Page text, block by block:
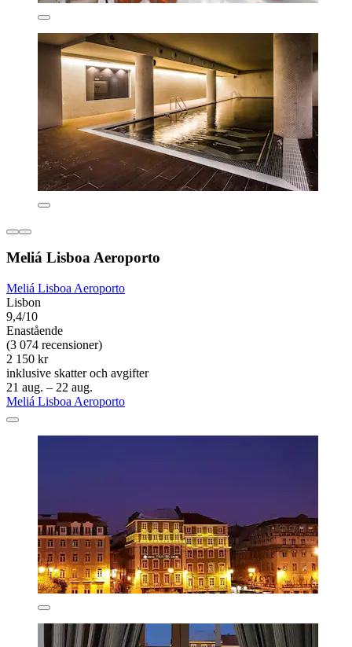
Meliá Lisboa Aeroporto
Meliá Lisboa Aeroporto
Lisbon
9,4/10
Enastående
(3 074 recensioner)
2 150 kr
inklusive skatter och avgifter
21 aug. – 22 aug.
Meliá Lisboa Aeroporto